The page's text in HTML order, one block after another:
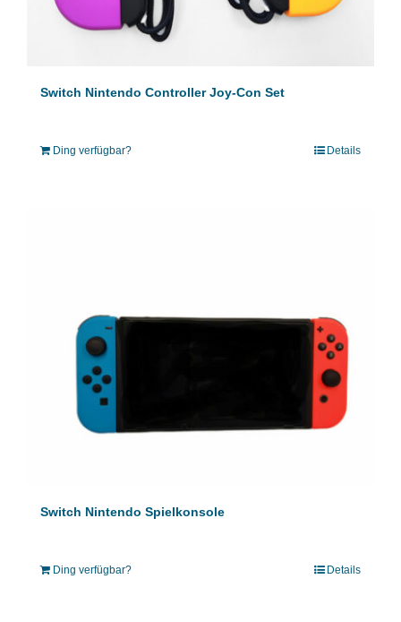
Switch Nintendo Controller Joy-Con Set
Ding verfügbar? Details
Switch Nintendo Spielkonsole
Ding verfügbar? Details